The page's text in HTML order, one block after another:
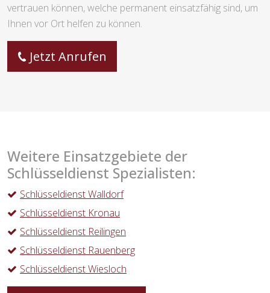
vertrauen können, welche permanent einsatzfähig sind, um
Ihnen vor Ort helfen zu können.
Jetzt Anrufen
Weitere Einsatzgebiete der
Schlüsseldienst Spezialisten:
Schlüsseldienst Walldorf
Schlüsseldienst Kronau
Schlüsseldienst Reilingen
Schlüsseldienst Rauenberg
Schlüsseldienst Wiesloch